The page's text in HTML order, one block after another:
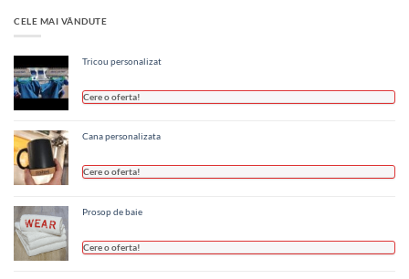
CELE MAI VÂNDUTE
Tricou personalizat
Cere o oferta!
Cana personalizata
Cere o oferta!
Prosop de baie
Cere o oferta!